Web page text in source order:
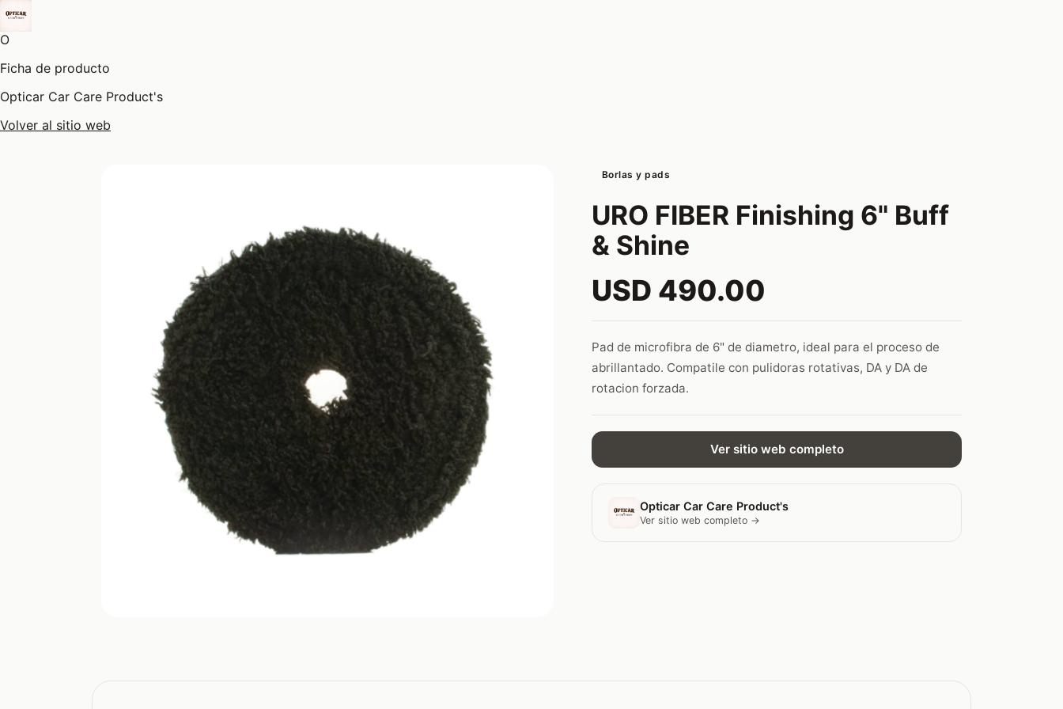
O
Ficha de producto
Opticar Car Care Product's
Volver al sitio web
Borlas y pads
URO FIBER Finishing 6" Buff
& Shine
USD 490.00
Pad de microfibra de 6" de diametro, ideal para el proceso de
abrillantado. Compatile con pulidoras rotativas, DA y DA de
rotacion forzada.
Ver sitio web completo
Opticar Car Care Product's
Ver sitio web completo →